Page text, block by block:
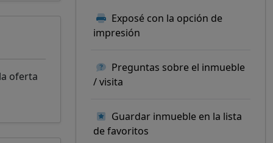
oferta
Exposé con la opción de
impresión
Preguntas sobre el inmueble
/ visita
Guardar inmueble en la lista
de favoritos